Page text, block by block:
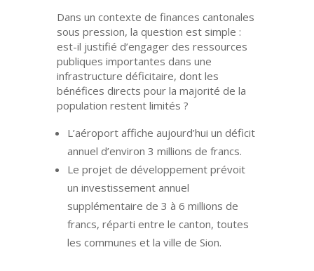
Dans un contexte de finances cantonales
sous pression, la question est simple :
est-il justifié d’engager des ressources
publiques importantes dans une
infrastructure déficitaire, dont les
bénéfices directs pour la majorité de la
population restent limités ?
L’aéroport affiche aujourd’hui un déficit
annuel d’environ 3 millions de francs.
Le projet de développement prévoit
un investissement annuel
supplémentaire de 3 à 6 millions de
francs, réparti entre le canton, toutes
les communes et la ville de Sion.